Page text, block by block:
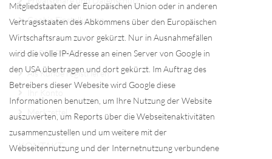
Mitgliedstaaten der Europäischen Union oder in anderen
Vertragsstaaten des Abkommens über den Europäischen
Wirtschaftsraum zuvor gekürzt. Nur in Ausnahmefällen
wird die volle IP-Adresse an einen Server von Google in
den USA übertragen und dort gekürzt. Im Auftrag des
Betreibers dieser Webesite wird Google diese
Informationen benutzen, um Ihre Nutzung der Website
auszuwerten, um Reports über die Webseitenaktivitäten
zusammenzustellen und um weitere mit der
Webseitennutzung und der Internetnutzung verbundene
Cookie Einstellungen
SHOPSERVICE
Als Kunde registrieren
Merkzettel
KONTAKT